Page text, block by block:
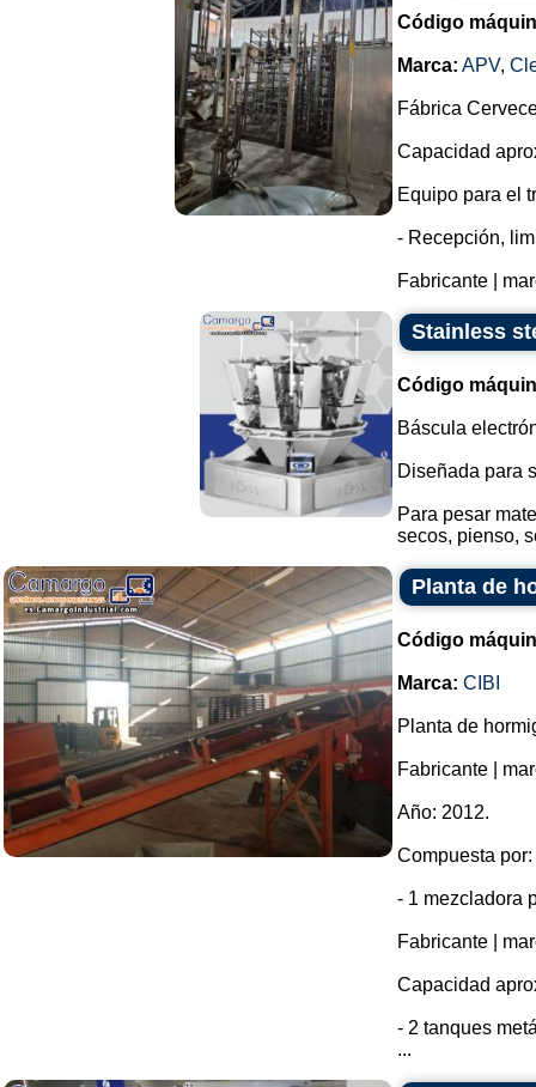
Código
Marca: APV,
Fábrica
Capacidad
Equipo para el
- Recepción,
Fabricante |
Stainless
Código
Báscula
Diseñada para
Para pesar
secos, pienso,
Planta de
Código
Marca: CIBI
Planta de
Fabricante |
Año: 2012.
Compuesta por:
- 1 mezcladora
Fabricante |
Capacidad
- 2 tanques
...